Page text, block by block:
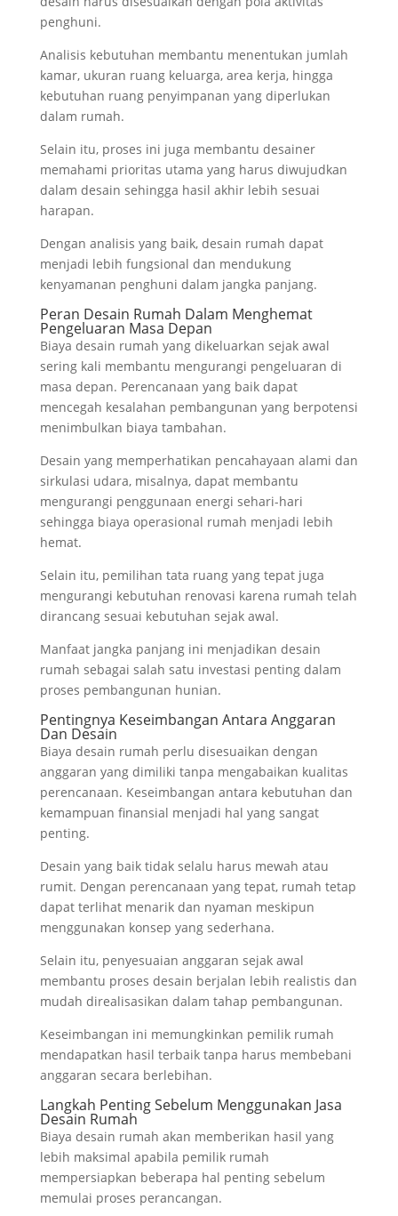
penghuni.
Analisis kebutuhan membantu menentukan jumlah
kamar, ukuran ruang keluarga, area kerja, hingga
kebutuhan ruang penyimpanan yang diperlukan
dalam rumah.
Selain itu, proses ini juga membantu desainer
memahami prioritas utama yang harus diwujudkan
dalam desain sehingga hasil akhir lebih sesuai
harapan.
Dengan analisis yang baik, desain rumah dapat
menjadi lebih fungsional dan mendukung
kenyamanan penghuni dalam jangka panjang.
Peran Desain Rumah Dalam Menghemat
Pengeluaran Masa Depan
Biaya desain rumah yang dikeluarkan sejak awal
sering kali membantu mengurangi pengeluaran di
masa depan. Perencanaan yang baik dapat
mencegah kesalahan pembangunan yang berpotensi
menimbulkan biaya tambahan.
Desain yang memperhatikan pencahayaan alami dan
sirkulasi udara, misalnya, dapat membantu
mengurangi penggunaan energi sehari-hari
sehingga biaya operasional rumah menjadi lebih
hemat.
Selain itu, pemilihan tata ruang yang tepat juga
mengurangi kebutuhan renovasi karena rumah telah
dirancang sesuai kebutuhan sejak awal.
Manfaat jangka panjang ini menjadikan desain
rumah sebagai salah satu investasi penting dalam
proses pembangunan hunian.
Pentingnya Keseimbangan Antara Anggaran
Dan Desain
Biaya desain rumah perlu disesuaikan dengan
anggaran yang dimiliki tanpa mengabaikan kualitas
perencanaan. Keseimbangan antara kebutuhan dan
kemampuan finansial menjadi hal yang sangat
penting.
Desain yang baik tidak selalu harus mewah atau
rumit. Dengan perencanaan yang tepat, rumah tetap
dapat terlihat menarik dan nyaman meskipun
menggunakan konsep yang sederhana.
Selain itu, penyesuaian anggaran sejak awal
membantu proses desain berjalan lebih realistis dan
mudah direalisasikan dalam tahap pembangunan.
Keseimbangan ini memungkinkan pemilik rumah
mendapatkan hasil terbaik tanpa harus membebani
anggaran secara berlebihan.
Langkah Penting Sebelum Menggunakan Jasa
Desain Rumah
Biaya desain rumah akan memberikan hasil yang
lebih maksimal apabila pemilik rumah
mempersiapkan beberapa hal penting sebelum
memulai proses perancangan.